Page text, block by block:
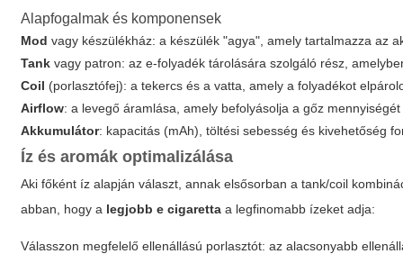
Alapfogalmak és komponensek
Mod vagy készülékház: a készülék "agya", amely tartalmazza az
Tank vagy patron: az e-folyadék tárolására szolgáló rész,
Coil (porlasztófej): a tekercs és a vatta, amely a folyadékot
Airflow: a levegő áramlása, amely befolyásolja a gőz
Akkumulátor: kapacitás (mAh), töltési sebesség és kivehetőség
Íz és aromák optimalizálása
Aki főként íz alapján választ, annak elsősorban a tank/coil
abban, hogy a legjobb e cigaretta a legfinomabb ízeket adja:
Válasszon megfelelő ellenállású porlasztót: az alacsonyabb